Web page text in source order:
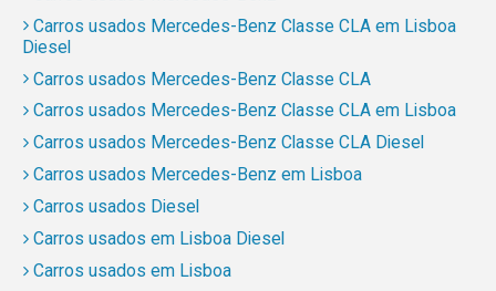
Carros usados Mercedes-Benz Classe CLA em Lisboa
Diesel
Carros usados Mercedes-Benz Classe CLA
Carros usados Mercedes-Benz Classe CLA em Lisboa
Carros usados Mercedes-Benz Classe CLA Diesel
Carros usados Mercedes-Benz em Lisboa
Carros usados Diesel
Carros usados em Lisboa Diesel
Carros usados em Lisboa